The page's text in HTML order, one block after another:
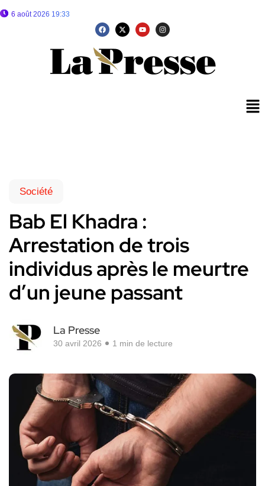
6 août 2026 19:33
Société
Bab El Khadra :
Arrestation de trois
individus après le meurtre
d’un jeune passant
La Presse
30 avril 2026 1 min de lecture